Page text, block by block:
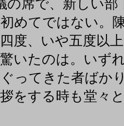
の席で、新しい
めてではない。
度、いや五度以
いたのは。いず
ってきた者ばか
をする時も堂々